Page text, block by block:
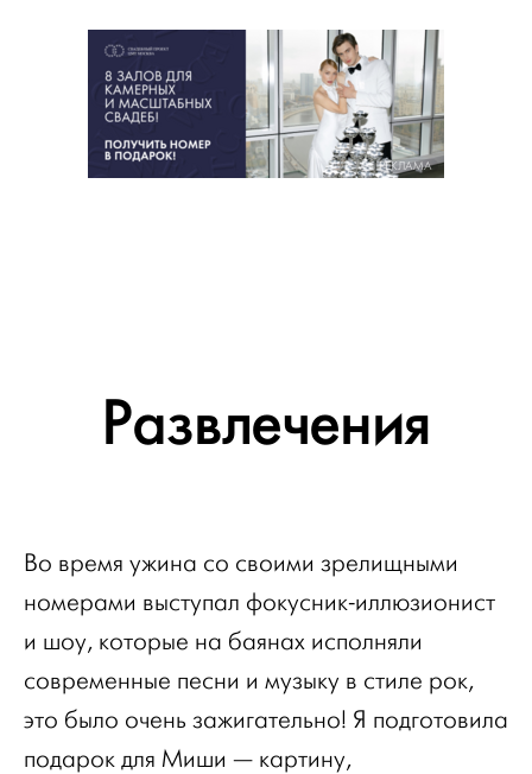
РЕКЛАМА
Развлечения
Во время ужина со своими зрелищными
номерами выступал фокусник-иллюзионист
и шоу, которые на баянах исполняли
современные песни и музыку в стиле рок,
это было очень зажигательно! Я подготовила
подарок для Миши — картину,